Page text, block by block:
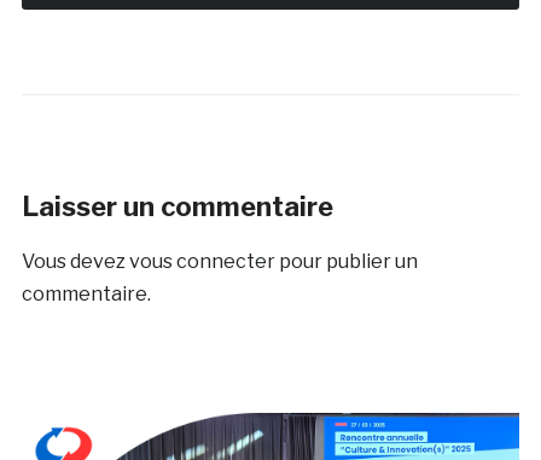
Laisser un commentaire
Vous devezvous connecterpour publier un
commentaire.